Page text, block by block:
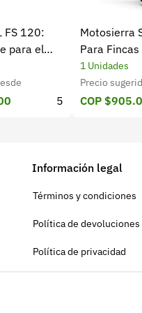
FS 120:
para el
5
Motosierra
Para
1 Unidades
Precio
COP
Información legal
Términos y condiciones
Política de devoluciones
Política de privacidad